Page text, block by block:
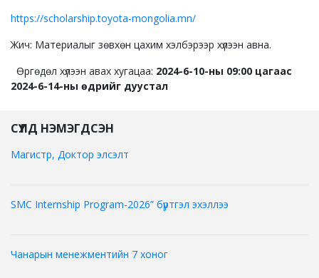
https://scholarship.toyota-mongolia.mn/
Жич: Материалыг зөвхөн цахим хэлбэрээр хүлээн авна.
Өргөдөл хүлээн авах хугацаа: 2024-6-10-ны 09:00 цагаас
2024-6-14-ны өдрийг дуустал
СҮҮЛД НЭМЭГДСЭН
Магистр, Доктор элсэлт
SMC Internship Program-2026” бүртгэл эхэллээ
Чанарын менежментийн 7 хоног